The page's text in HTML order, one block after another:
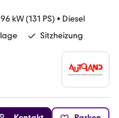
96 kW (131 PS) • Diesel
Sitzheizung